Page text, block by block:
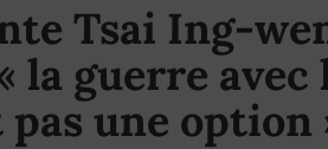
Tsai Ing-
la guerre avec
pas une option